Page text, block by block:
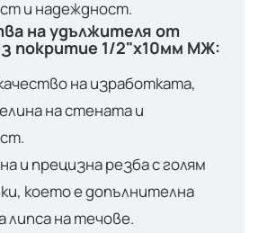
и надеждност.
наудължителя от
покритие 1/2"х10мм МЖ:
на изработката,
на стената и
и прецизна резба с голям
което е допълнителна
липса на течове.